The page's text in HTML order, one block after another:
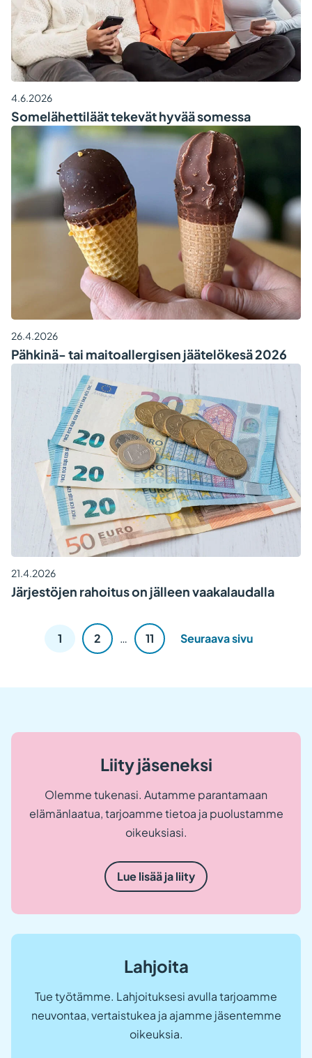
4.6.2026
Somelähettiläät tekevät hyvää somessa
26.4.2026
Pähkinä- tai maitoallergisen jäätelökesä 2026
21.4.2026
Järjestöjen rahoitus on jälleen vaakalaudalla
Lisää
artikkeleita
1 2 … 11 Seuraava sivu
Liity jäseneksi
Olemme tukenasi. Autamme parantamaan
elämänlaatua, tarjoamme tietoa ja puolustamme
oikeuksiasi.
Lue lisää ja liity
Lahjoita
Tue työtämme. Lahjoituksesi avulla tarjoamme
neuvontaa, vertaistukea ja ajamme jäsentemme
oikeuksia.